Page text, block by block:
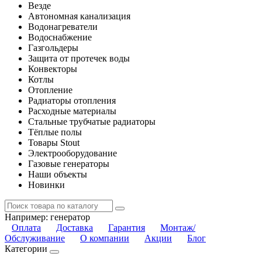
Везде
Автономная канализация
Водонагреватели
Водоснабжение
Газгольдеры
Защита от протечек воды
Конвекторы
Котлы
Отопление
Радиаторы отопления
Расходные материалы
Стальные трубчатые радиаторы
Тёплые полы
Товары Stout
Электрооборудование
Газовые генераторы
Наши объекты
Новинки
Например: генератор
Оплата
Доставка Гарантия
Монтаж/
Обслуживание
О компании Акции
Блог
Категории